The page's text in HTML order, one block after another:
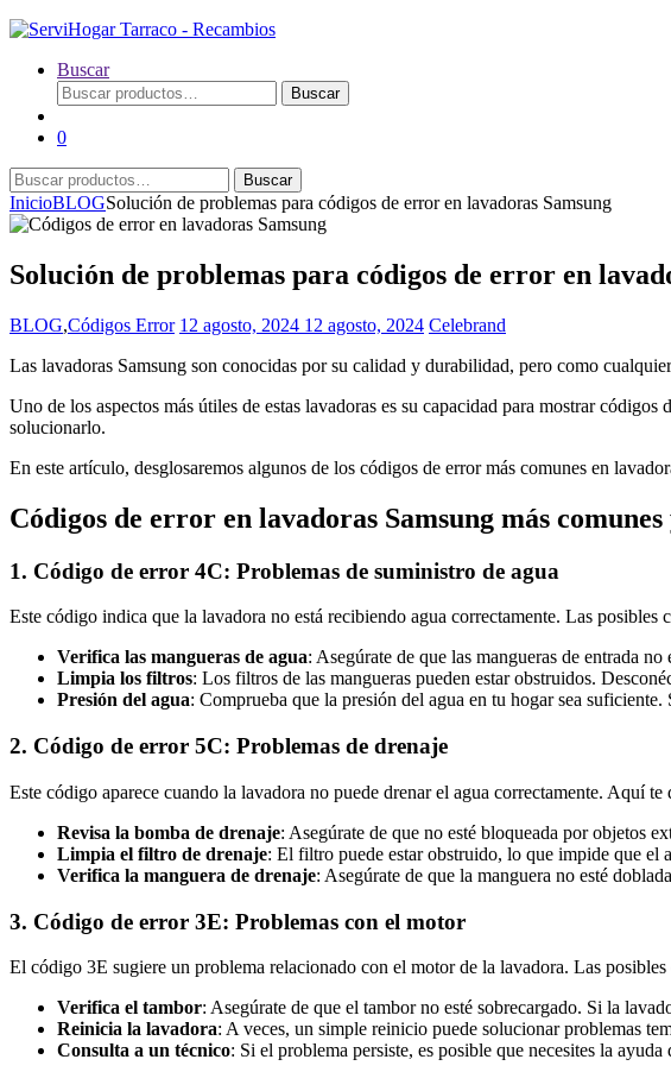
Buscar
Buscar
por:
Buscar
0
Buscar
por:
Buscar
InicioBLOGSolución de problemas para códigos de error en lavadoras Samsung
Solución de problemas para códigos de error en
BLOG,Códigos Error 12 agosto, 2024 12 agosto, 2024 Celebrand
Las lavadoras Samsung son conocidas por su calidad y durabilidad, pero como
Uno de los aspectos más útiles de estas lavadoras es su capacidad para mostrar
solucionarlo.
En este artículo, desglosaremos algunos de los códigos de error más comunes en
Códigos de error en lavadoras Samsung más comunes
1. Código de error 4C: Problemas de suministro de agua
Este código indica que la lavadora no está recibiendo agua correctamente. Las posibles
Verifica las mangueras de agua: Asegúrate de que las mangueras de entrada no
Limpia los filtros: Los filtros de las mangueras pueden estar obstruidos.
Presión del agua: Comprueba que la presión del agua en tu hogar sea
2. Código de error 5C: Problemas de drenaje
Este código aparece cuando la lavadora no puede drenar el agua correctamente. Aquí te
Revisa la bomba de drenaje: Asegúrate de que no esté bloqueada por objetos
Limpia el filtro de drenaje: El filtro puede estar obstruido, lo que impide que el
Verifica la manguera de drenaje: Asegúrate de que la manguera no esté
3. Código de error 3E: Problemas con el motor
El código 3E sugiere un problema relacionado con el motor de la lavadora. Las posibles
Verifica el tambor: Asegúrate de que el tambor no esté sobrecargado. Si la
Reinicia la lavadora: A veces, un simple reinicio puede solucionar problemas
Consulta a un técnico: Si el problema persiste, es posible que necesites la